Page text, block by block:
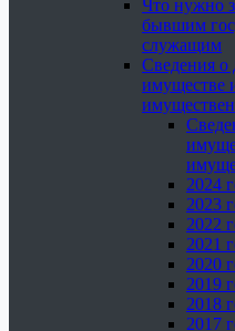
Что нужно
бывшим
служащим
Сведения о
имуществе
2024
2023
2022
2021
2020
2019
2018
2017